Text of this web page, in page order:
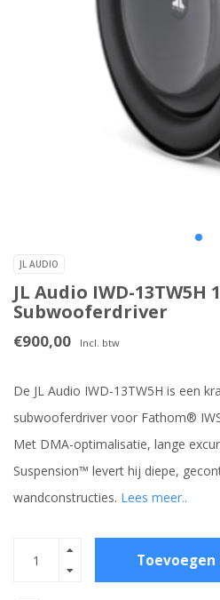
JL AUDIO
JL Audio IWD-13TW5H
Subwooferdriver
€900,00 Incl. btw
De JL Audio IWD-13TW5H is een
subwooferdriver voor Fathom®
Met DMA-optimalisatie, lange
Suspension™ levert hij diepe,
wandconstructies. Lees meer..